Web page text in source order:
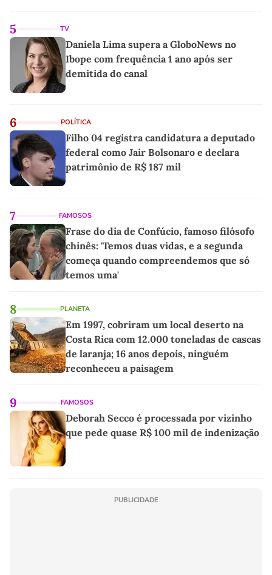
5 TV
Daniela Lima supera a GloboNews no
Ibope com frequência 1 ano após ser
demitida do canal
6 POLÍTICA
Filho 04 registra candidatura a deputado
federal como Jair Bolsonaro e declara
patrimônio de R$ 187 mil
7 FAMOSOS
Frase do dia de Confúcio, famoso filósofo
chinês: 'Temos duas vidas, e a segunda
começa quando compreendemos que só
temos uma'
8 PLANETA
Em 1997, cobriram um local deserto na
Costa Rica com 12.000 toneladas de cascas
de laranja; 16 anos depois, ninguém
reconheceu a paisagem
9 FAMOSOS
Deborah Secco é processada por vizinho
que pede quase R$ 100 mil de indenização
PUBLICIDADE